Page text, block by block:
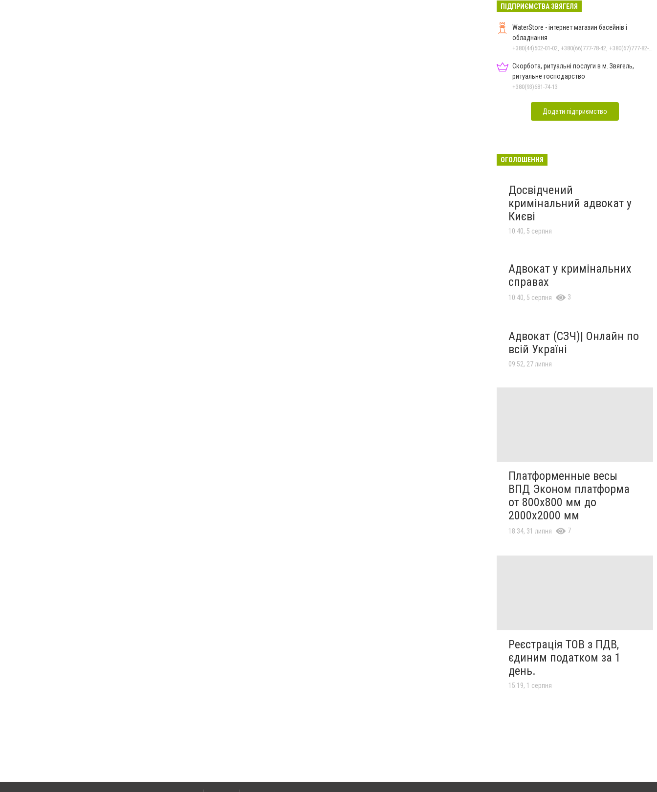
ПІДПРИЄМСТВА ЗВЯГЕЛЯ
WaterStore - інтернет магазин басейнів і
обладнання
+380(44)502-01-02, +380(66)777-78-42, +380(67)777-82-19, +380(67)890-80-80, +380(73)890-80-80, +380(44)502-01-03
Скорбота, ритуальні послуги в м. Звягель,
ритуальне господарство
+380(93)681-74-13
Додати підприємство
ОГОЛОШЕННЯ
Досвідчений
кримінальний адвокат у
Києві
10:40, 5 серпня
Адвокат у кримінальних
справах
10:40, 5 серпня 3
Адвокат (СЗЧ)| Онлайн по
всій Україні
09:52, 27 липня
Платформенные весы
ВПД Эконом платформа
от 800х800 мм до
2000х2000 мм
18:34, 31 липня 7
Реєстрація ТОВ з ПДВ,
єдиним податком за 1
день.
15:19, 1 серпня